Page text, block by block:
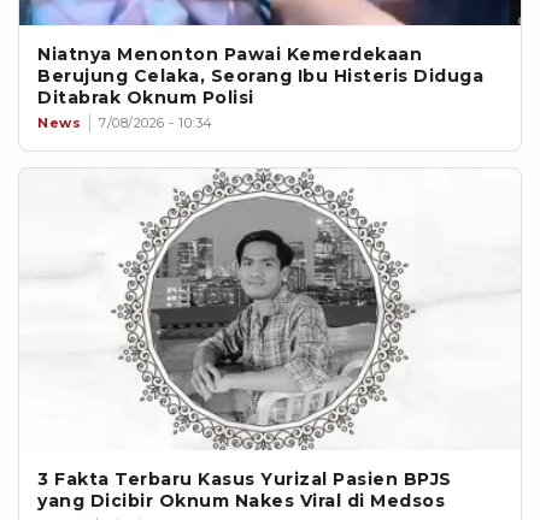
Niatnya Menonton Pawai Kemerdekaan
Berujung Celaka, Seorang Ibu Histeris Diduga
Ditabrak Oknum Polisi
News 7/08/2026 - 10:34
3 Fakta Terbaru Kasus Yurizal Pasien BPJS
yang Dicibir Oknum Nakes Viral di Medsos